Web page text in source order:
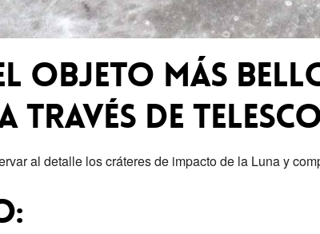
objeto más
través de
al detalle los cráteres de impacto de la Luna y